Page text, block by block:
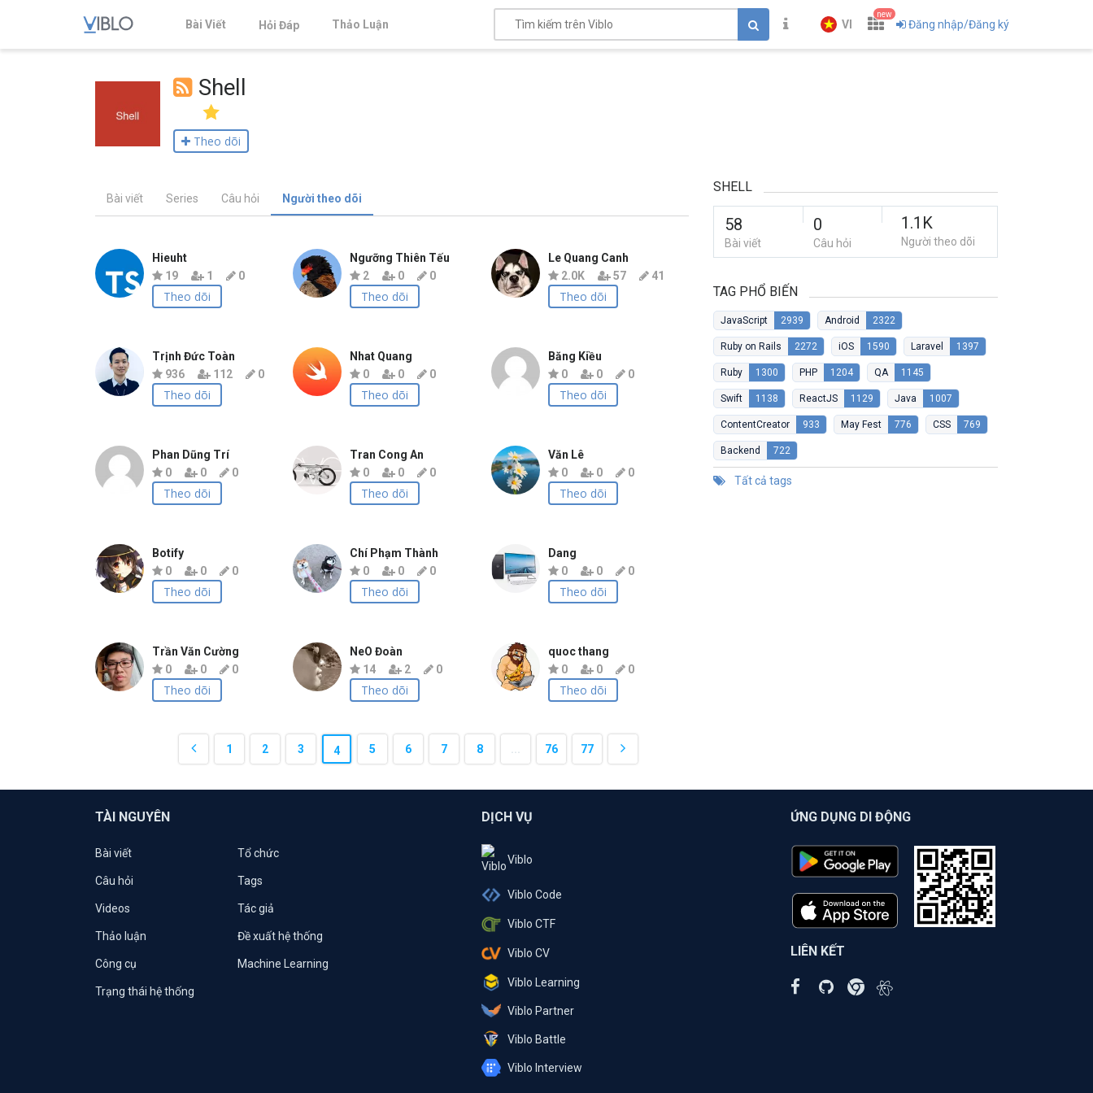
Bài Viết Hỏi Đáp Thảo Luận VI
new
Đăng nhập/Đăng ký
Shell
Theo dõi
Bài viết Series Câu hỏi Người theo dõi
Hieuht
19
1 0
Theo dõi
Ngưỡng Thiên Tếu
2
0 0
Theo dõi
Le Quang Canh
2.0K
57 41
Theo dõi
Trịnh Đức Toàn
936
112 0
Theo dõi
Nhat Quang
0
0 0
Theo dõi
Băng Kiều
0
0 0
Theo dõi
Phan Dũng Trí
0
0 0
Theo dõi
Tran Cong An
0
0 0
Theo dõi
Văn Lê
0
0 0
Theo dõi
Botify
0
0 0
Theo dõi
Chí Phạm Thành
0
0 0
Theo dõi
Dang
0
0 0
Theo dõi
Trần Văn Cường
0
0 0
Theo dõi
NeO Đoàn
14
2 0
Theo dõi
quoc thang
0
0 0
Theo dõi
1 2 3 4 5 6 7 8 76 77
SHELL
58
Bài viết
0
Câu hỏi
1.1K
Người theo dõi
TAG PHỔ BIẾN
JavaScript 2939 Android 2322
Ruby on Rails 2272 iOS 1590 Laravel 1397
Ruby 1300 PHP 1204 QA 1145
Swift 1138 ReactJS 1129 Java 1007
ContentCreator 933 May Fest 776 CSS 769
Backend 722
Tất cả tags
TÀI NGUYÊN
Bài viết Tổ chức
Câu hỏi Tags
Videos Tác giả
Thảo luận Đề xuất hệ thống
Công cụ Machine Learning
Trạng thái hệ thống
DỊCH VỤ
Viblo
Viblo Code
Viblo CTF
Viblo CV
Viblo Learning
Viblo Partner
Viblo Battle
Viblo Interview
ỨNG DỤNG DI ĐỘNG
LIÊN KẾT